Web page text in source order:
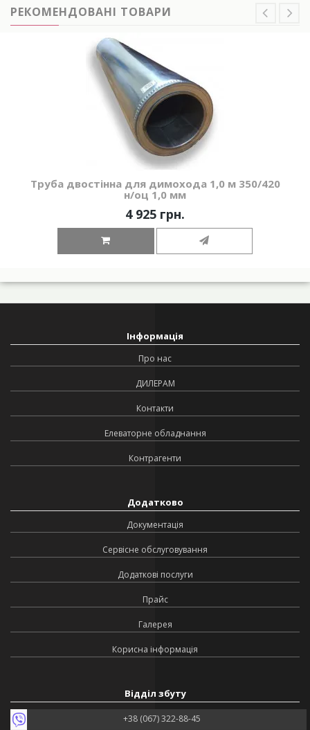
РЕКОМЕНДОВАНІ ТОВАРИ
Труба двостінна для димохода 1,0 м 350/420
н/оц 1,0 мм
4 925 грн.
Інформація
Про нас
ДИЛЕРАМ
Контакти
Елеваторне обладнання
Контрагенти
Додатково
Документація
Сервісне обслуговування
Додаткові послуги
Прайс
Галерея
Корисна інформація
Відділ збуту
+38 (067) 322-88-45